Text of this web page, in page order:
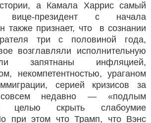
а Камала Харрис самый
вице-президент с начала
также признает, что в сознании
три с половиной года,
возглавляли исполнительную
запятнаны инфляцией,
некомпетентностью, ураганом
серией кризисов за
недавно — «подлым
целью скрыть слабоумие
при этом что Трамп, что Вэнс